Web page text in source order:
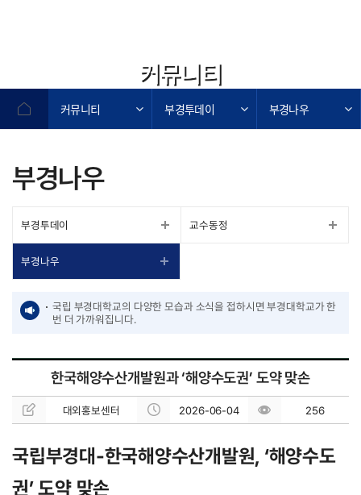
커뮤니티
커뮤니티 부경투데이 부경나우
부경나우
부경투데이 교수동정
부경나우
국립 부경대학교의 다양한 모습과 소식을 접하시면 부경대학교가 한
번 더 가까워집니다.
한국해양수산개발원과 ‘해양수도권’ 도약 맞손
대외홍보센터 2026-06-04 256
국립부경대-한국해양수산개발원, ‘해양수도
권’ 도약 맞손